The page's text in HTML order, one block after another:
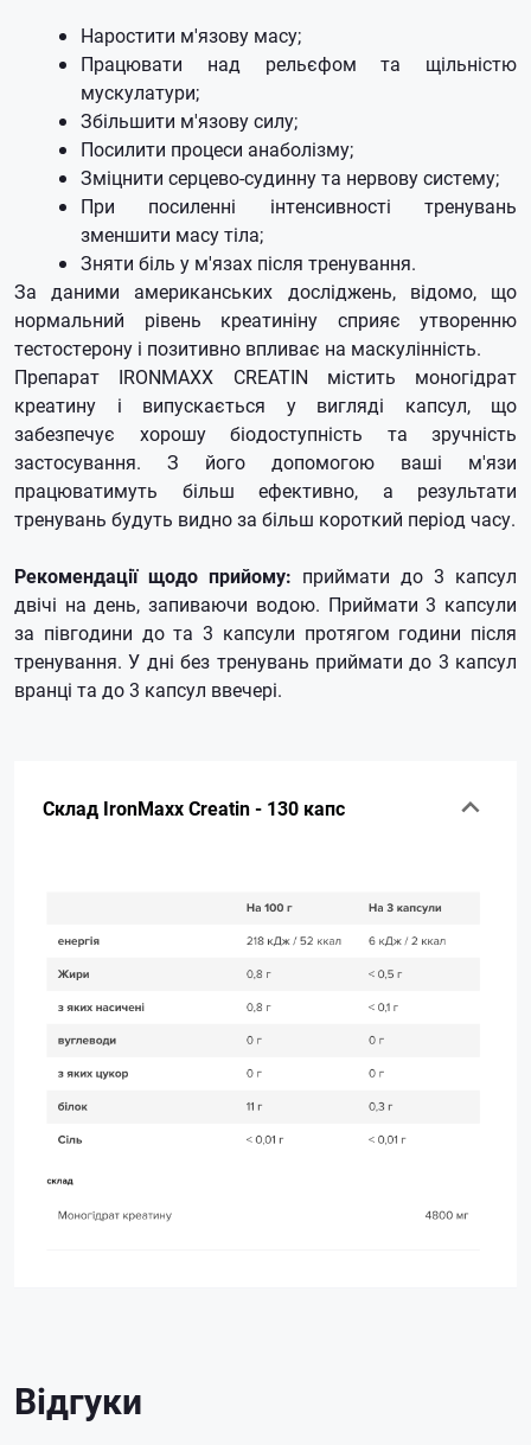
Наростити м'язову масу;
Працювати над рельєфом та щільністю
мускулатури;
Збільшити м'язову силу;
Посилити процеси анаболізму;
Зміцнити серцево-судинну та нервову систему;
При посиленні інтенсивності тренувань
зменшити масу тіла;
Зняти біль у м'язах після тренування.
За даними американських досліджень, відомо, що
нормальний рівень креатиніну сприяє утворенню
тестостерону і позитивно впливає на маскулінність.
Препарат IRONMAXX CREATIN містить моногідрат
креатину і випускається у вигляді капсул, що
забезпечує хорошу біодоступність та зручність
застосування. З його допомогою ваші м'язи
працюватимуть більш ефективно, а результати
тренувань будуть видно за більш короткий період часу.
Рекомендації щодо прийому: приймати до 3 капсул
двічі на день, запиваючи водою. Приймати 3 капсули
за півгодини до та 3 капсули протягом години після
тренування. У дні без тренувань приймати до 3 капсул
вранці та до 3 капсул ввечері.
Склад IronMaxx Creatin - 130 капс
Відгуки